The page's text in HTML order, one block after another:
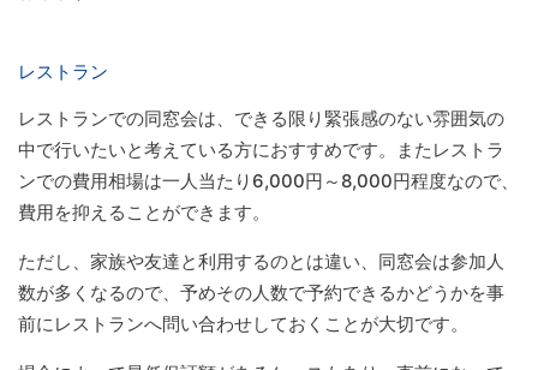
レストラン
レストランでの同窓会は、できる限り緊張感のない雰囲気の
中で行いたいと考えている方におすすめです。またレストラ
ンでの費用相場は一人当たり6,000円～8,000円程度なので、
費用を抑えることができます。
ただし、家族や友達と利用するのとは違い、同窓会は参加人
数が多くなるので、予めその人数で予約できるかどうかを事
前にレストランへ問い合わせしておくことが大切です。